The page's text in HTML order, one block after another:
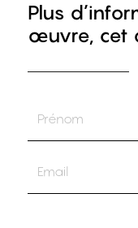
Plus
œuvre, cet